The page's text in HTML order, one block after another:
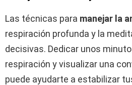
Las técnicas para manejar la
respiración profunda y la
decisivas. Dedicar unos
respiración y visualizar una
puede ayudarte a estabilizar